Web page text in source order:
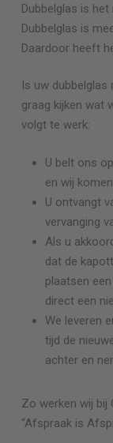
Dubbelglas is
Dubbelglas is
Daardoor heeft
Is uw
graag kijken wat
volgt te werk:
U belt ons op
en wij
U ontvangt
vervanging
Als u
dat de
plaatsen
direct een
We leveren
tijd de
achter en
Zo werken wij bij
“Afspraak is